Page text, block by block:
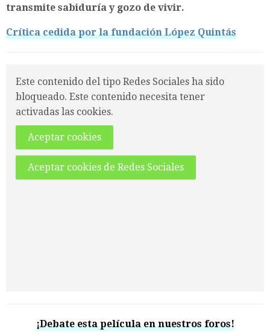
transmite sabiduría y gozo de vivir.
Crítica cedida por la fundación López Quintás
Este contenido del tipo Redes Sociales ha sido
bloqueado. Este contenido necesita tener
activadas las cookies.
Aceptar cookies
Aceptar cookies de Redes Sociales
¡Debate esta película en nuestros foros!